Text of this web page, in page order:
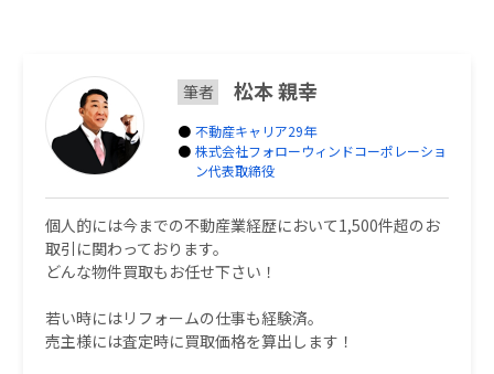
筆者 松本 親幸
不動産キャリア29年
株式会社フォローウィンドコーポレーショ
ン代表取締役
個人的には今までの不動産業経歴において1,500件超のお
取引に関わっております。
どんな物件買取もお任せ下さい！
若い時にはリフォームの仕事も経験済。
売主様には査定時に買取価格を算出します！